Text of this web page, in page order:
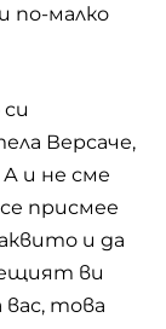
по-малко
Версаче,
А и не сме
присмее
и да
ви
това